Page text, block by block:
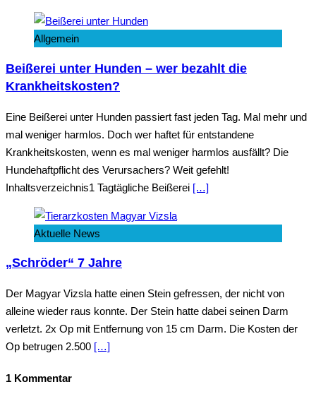
Allgemein
Beißerei unter Hunden – wer bezahlt die
Krankheitskosten?
Eine Beißerei unter Hunden passiert fast jeden Tag. Mal mehr und
mal weniger harmlos. Doch wer haftet für entstandene
Krankheitskosten, wenn es mal weniger harmlos ausfällt? Die
Hundehaftpflicht des Verursachers? Weit gefehlt!
Inhaltsverzeichnis1 Tagtägliche Beißerei […]
Aktuelle News
„Schröder“ 7 Jahre
Der Magyar Vizsla hatte einen Stein gefressen, der nicht von
alleine wieder raus konnte. Der Stein hatte dabei seinen Darm
verletzt. 2x Op mit Entfernung von 15 cm Darm. Die Kosten der
Op betrugen 2.500 […]
1 Kommentar